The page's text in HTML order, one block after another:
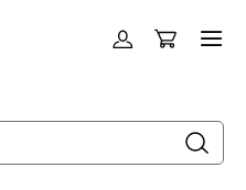
Allez
Panier